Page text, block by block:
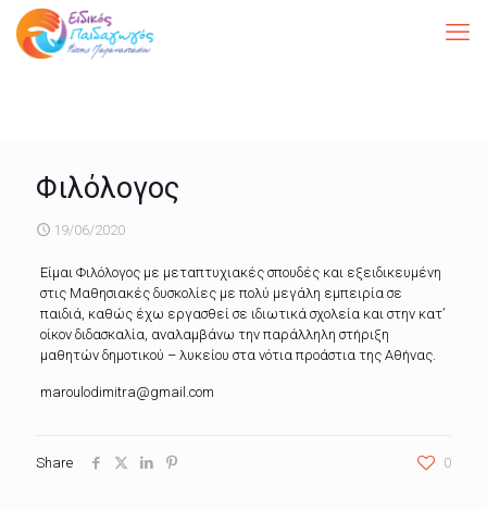
Φιλόλογος
19/06/2020
Είμαι Φιλόλογος με μεταπτυχιακές σπουδές και εξειδικευμένη
στις Μαθησιακές δυσκολίες με πολύ μεγάλη εμπειρία σε
παιδιά, καθώς έχω εργασθεί σε ιδιωτικά σχολεία και στην κατ’
οίκον διδασκαλία, αναλαμβάνω την παράλληλη στήριξη
μαθητών δημοτικού – λυκείου στα νότια προάστια της Αθήνας.
maroulodimitra@gmail.com
Share 0